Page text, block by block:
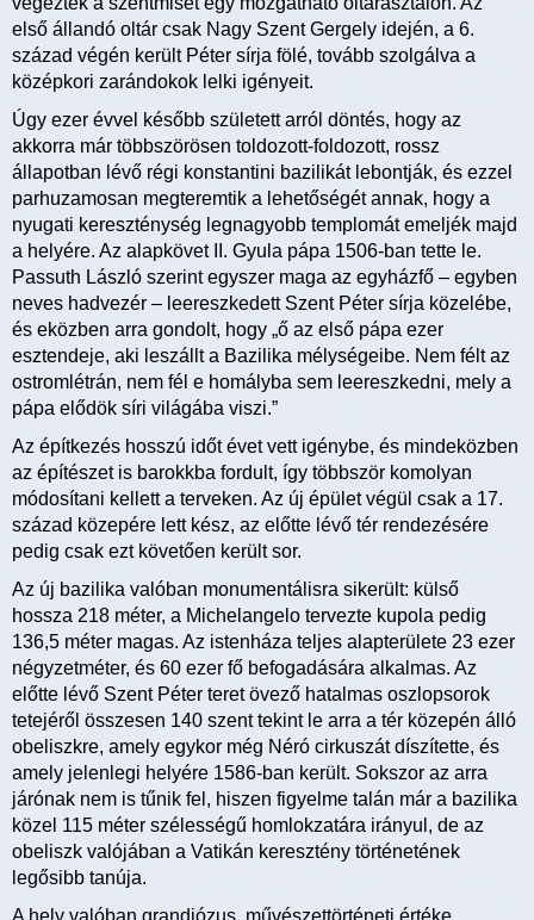
első állandó oltár csak Nagy Szent Gergely idején, a 6.
század végén került Péter sírja fölé, tovább szolgálva a
középkori zarándokok lelki igényeit.
Úgy ezer évvel később született arról döntés, hogy az
akkorra már többszörösen toldozott-foldozott, rossz
állapotban lévő régi konstantini bazilikát lebontják, és ezzel
parhuzamosan megteremtik a lehetőségét annak, hogy a
nyugati kereszténység legnagyobb templomát emeljék majd
a helyére. Az alapkövet II. Gyula pápa 1506-ban tette le.
Passuth László szerint egyszer maga az egyházfő – egyben
neves hadvezér – leereszkedett Szent Péter sírja közelébe,
és eközben arra gondolt, hogy „ő az első pápa ezer
esztendeje, aki leszállt a Bazilika mélységeibe. Nem félt az
ostromlétrán, nem fél e homályba sem leereszkedni, mely a
pápa elődök síri világába viszi.”
Az építkezés hosszú időt évet vett igénybe, és mindeközben
az építészet is barokkba fordult, így többször komolyan
módosítani kellett a terveken. Az új épület végül csak a 17.
század közepére lett kész, az előtte lévő tér rendezésére
pedig csak ezt követően került sor.
Az új bazilika valóban monumentálisra sikerült: külső
hossza 218 méter, a Michelangelo tervezte kupola pedig
136,5 méter magas. Az istenháza teljes alapterülete 23 ezer
négyzetméter, és 60 ezer fő befogadására alkalmas. Az
előtte lévő Szent Péter teret övező hatalmas oszlopsorok
tetejéről összesen 140 szent tekint le arra a tér közepén álló
obeliszkre, amely egykor még Néró cirkuszát díszítette, és
amely jelenlegi helyére 1586-ban került. Sokszor az arra
járónak nem is tűnik fel, hiszen figyelme talán már a bazilika
közel 115 méter szélességű homlokzatára irányul, de az
obeliszk valójában a Vatikán keresztény történetének
legősibb tanúja.